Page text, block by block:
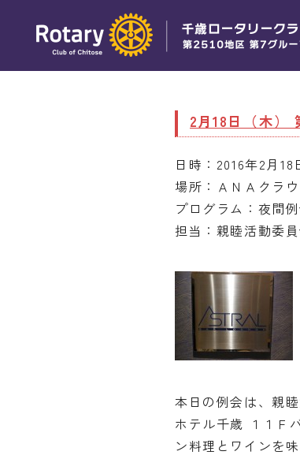
2月18日（木）
日時：2016年2月
場所：ＡＮＡクラ
プログラム：夜間
担当：親睦活動委
本日の例会は、親
ホテル千歳 １１Ｆ
ン料理とワインを